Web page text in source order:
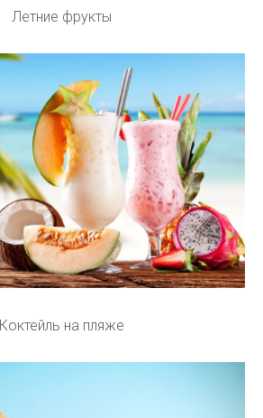
Летние фрукты
Коктейль на пляже